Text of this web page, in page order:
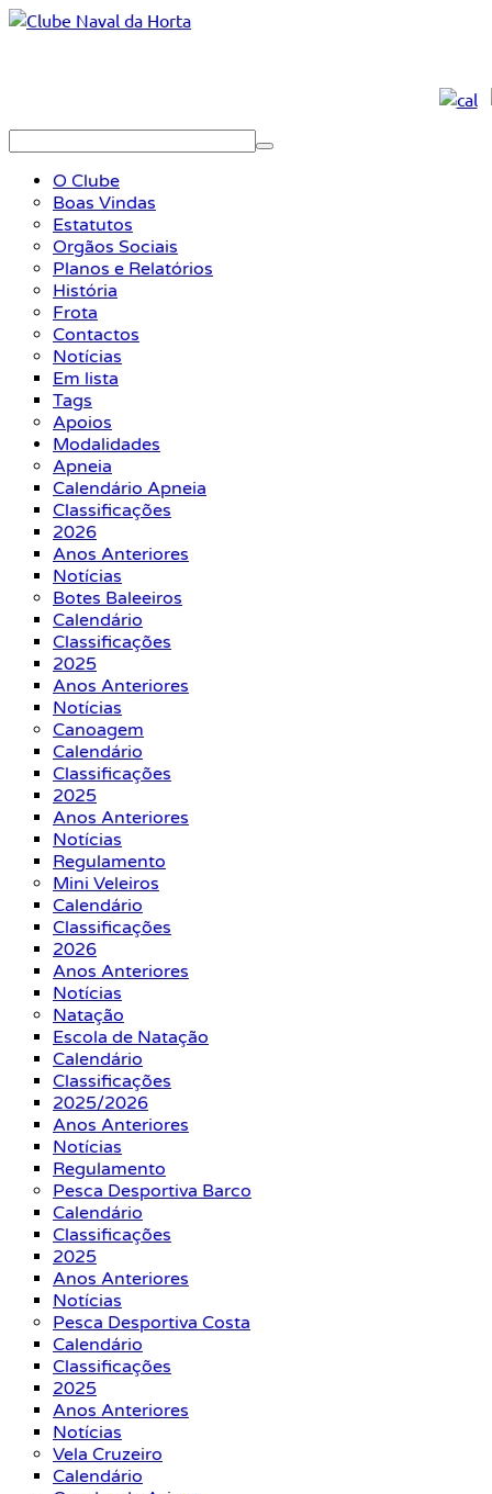
O Clube
Boas Vindas
Estatutos
Orgãos Sociais
Planos e Relatórios
História
Frota
Contactos
Notícias
Em lista
Tags
Apoios
Modalidades
Apneia
Calendário Apneia
Classificações
2026
Anos Anteriores
Notícias
Botes Baleeiros
Calendário
Classificações
2025
Anos Anteriores
Notícias
Canoagem
Calendário
Classificações
2025
Anos Anteriores
Notícias
Regulamento
Mini Veleiros
Calendário
Classificações
2026
Anos Anteriores
Notícias
Natação
Escola de Natação
Calendário
Classificações
2025/2026
Anos Anteriores
Notícias
Regulamento
Pesca Desportiva Barco
Calendário
Classificações
2025
Anos Anteriores
Notícias
Pesca Desportiva Costa
Calendário
Classificações
2025
Anos Anteriores
Notícias
Vela Cruzeiro
Calendário